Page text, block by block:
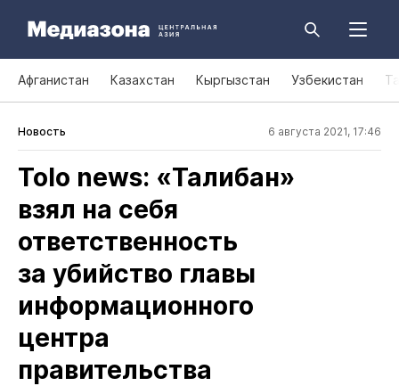
Афганистан Казахстан Кыргызстан Узбекистан
Новость 6 августа 2021, 17:46
Tolo news: «Талибан»
взял на себя
ответственность
за убийство главы
информационного
центра
правительства